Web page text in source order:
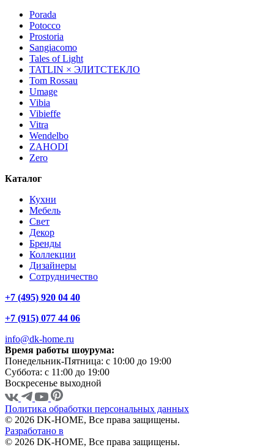
Porada
Potocco
Prostoria
Sangiacomo
Tales of Light
TATLIN × ЭЛИТСТЕКЛО
Tom Rossau
Umage
Vibia
Vibieffe
Vitra
Wendelbo
ZAHODI
Zero
Каталог
Кухни
Мебель
Свет
Декор
Бренды
Коллекции
Дизайнеры
Сотрудничество
+7 (495) 920 04 40
+7 (915) 077 44 06
info@dk-home.ru
Время работы шоурума:
Понедельник-Пятница: c 10:00 до 19:00
Суббота: c 11:00 до 19:00
Воскресенье выходной
Политика обработки персональных данных
© 2026 DK-HOME, Все права защищены.
Разработано в
© 2026 DK-HOME, Все права защищены.